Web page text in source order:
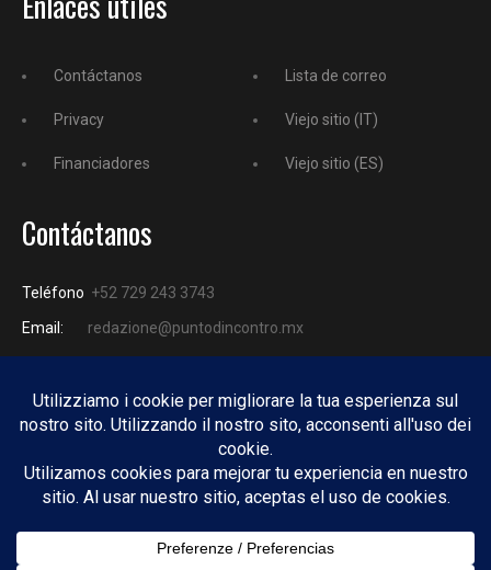
Contáctanos
Privacy
Financiadores
Lista de correo
Viejo sitio (IT)
Viejo sitio (ES)
Contáctanos
Teléfono +52 729 243 3743
Email:
redazione@puntodincontro.mx
PUNTODINCONTRO